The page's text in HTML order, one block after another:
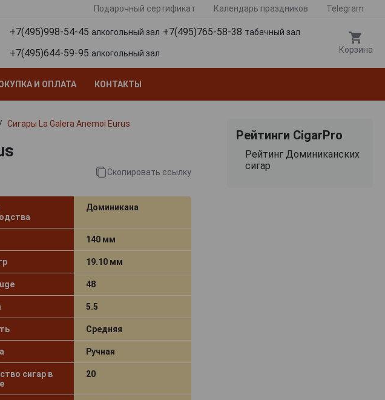
Подарочный сертификат Календарь праздников Telegram
+7(495)998-54-45 алкогольный зал +7(495)765-58-38 табачный зал
+7(495)644-59-95 алкогольный зал Корзина
И ОПЛАТА КОНТАКТЫ
Сигары La Galera Anemoi Eurus
Скопировать ссылку
Доминикана
140 мм
19.10 мм
48
5.5
Средняя
Ручная
сигар в
20
Рейтинги CigarPro
Рейтинг Доминиканских
сигар